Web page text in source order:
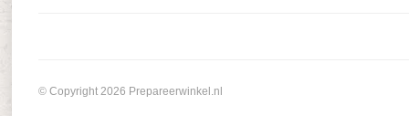
© Copyright 2026 Prepareerwinkel.nl